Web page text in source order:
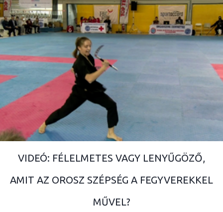
VIDEÓ: FÉLELMETES VAGY LENYŰGÖZŐ,
AMIT AZ OROSZ SZÉPSÉG A FEGYVEREKKEL
MŰVEL?